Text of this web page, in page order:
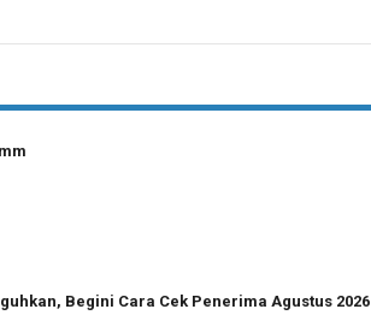
Begini Cara Cek Penerima Agustus 2026